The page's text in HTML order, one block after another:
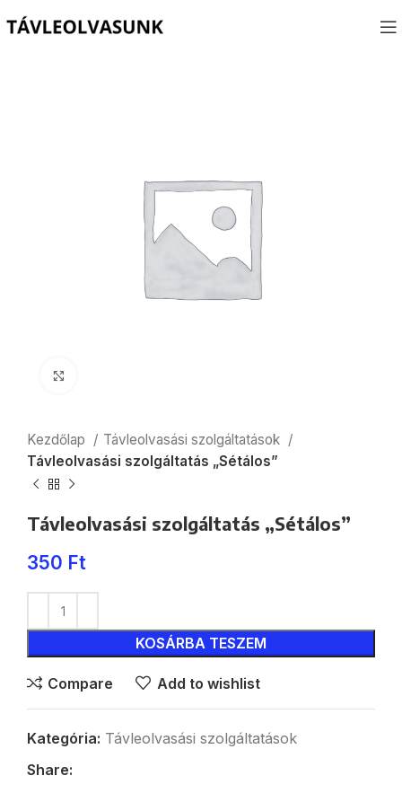
Kezdőlap
Távleolvasási szolgáltatások
Távleolvasási szolgáltatás „Sétálos”
Távleolvasási szolgáltatás „Sétálos”
350 Ft
KOSÁRBA TESZEM
Compare Add to wishlist
Kategória: Távleolvasási szolgáltatások
Share: